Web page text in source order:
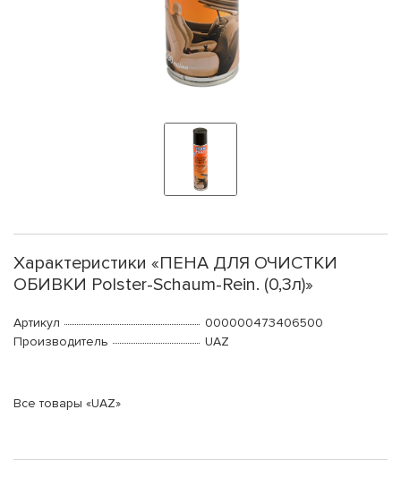
Характеристики «ПЕНА ДЛЯ ОЧИСТКИ
ОБИВКИ Polster-Schaum-Rein. (0,3л)»
Артикул
000000473406500
Производитель
UAZ
Все товары «UAZ»